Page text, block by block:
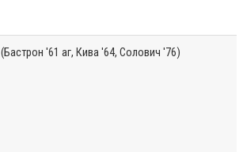
(Бастрон '61 аг, Кива '64, Солович '76)